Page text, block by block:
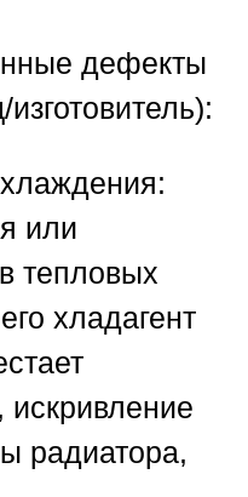
дефекты
или
тепловых
хладагент
искривление
радиатора,